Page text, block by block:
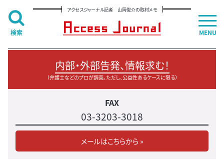
アクセスジャーナル記者 山岡俊介の取材メモ
内部・外部告発、情報求む！
（弁護士などのプロが調査。ただし、公益性あるケースに限る）
FAX
03-3203-3018
メールはこちらから »
MENU
検索